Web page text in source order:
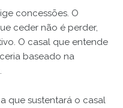
concessões. O
ceder não é perder,
O casal que entende
baseado na
que sustentará o casal